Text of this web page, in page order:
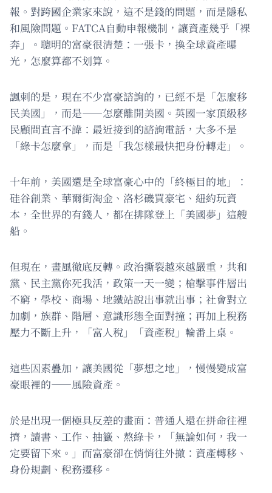
報。對跨國企業家來說，這不是錢的問題，而是隱私
和風險問題。FATCA自動申報機制，讓資產幾乎「裸
奔」。聰明的富豪很清楚：一張卡，換全球資產曝
光，怎麼算都不划算。
諷刺的是，現在不少富豪諮詢的，已經不是「怎麼移
民美國」，而是——怎麼離開美國。英國一家頂級移
民顧問直言不諱：最近接到的諮詢電話，大多不是
「綠卡怎麼拿」，而是「我怎樣最快把身份轉走」。
十年前，美國還是全球富豪心中的「終極目的地」：
硅谷創業、華爾街淘金、洛杉磯買豪宅、紐約玩資
本，全世界的有錢人，都在排隊登上「美國夢」這艘
船。
但現在，畫風徹底反轉。政治撕裂越來越嚴重，共和
黨、民主黨你死我活，政策一天一變；槍擊事件層出
不窮，學校、商場、地鐵站說出事就出事；社會對立
加劇，族群、階層、意識形態全面對撞；再加上稅務
壓力不斷上升，「富人稅」「資產稅」輪番上桌。
這些因素疊加，讓美國從「夢想之地」，慢慢變成富
豪眼裡的——風險資產。
於是出現一個極具反差的畫面：普通人還在拼命往裡
擠，讀書、工作、抽籤、熬綠卡，「無論如何，我一
定要留下來。」而富豪卻在悄悄往外撤：資產轉移、
身份規劃、稅務遷移。